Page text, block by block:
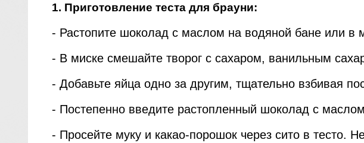
1. Приготовление теста для брауни:
- Растопите шоколад с маслом на водяной бане или в
- В миске смешайте творог с сахаром, ванильным
- Добавьте яйца одно за другим, тщательно взбивая
- Постепенно введите растопленный шоколад с
- Просейте муку и какао-порошок через сито в тесто.